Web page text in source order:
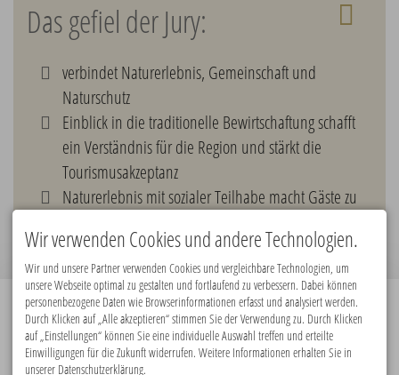
Das gefiel der Jury:
verbindet Naturerlebnis, Gemeinschaft und
Naturschutz
Einblick in die traditionelle Bewirtschaftung schafft
ein Verständnis für die Region und stärkt die
Tourismusakzeptanz
Naturerlebnis mit sozialer Teilhabe macht Gäste zu
Premiumpartner:
Wir verwenden Cookies und andere Technologien.
Wir und unsere Partner verwenden Cookies und vergleichbare Technologien, um
unsere Webseite optimal zu gestalten und fortlaufend zu verbessern. Dabei können
personenbezogene Daten wie Browserinformationen erfasst und analysiert werden.
Durch Klicken auf „Alle akzeptieren“ stimmen Sie der Verwendung zu. Durch Klicken
auf „Einstellungen“ können Sie eine individuelle Auswahl treffen und erteilte
Einwilligungen für die Zukunft widerrufen. Weitere Informationen erhalten Sie in
unserer Datenschutzerklärung.